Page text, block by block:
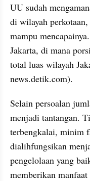
UU sudah
di wilayah
mampu
Jakarta, di mana
total luas wilayah
news.detik.com).
Selain persoalan
menjadi tantangan.
terbengkalai, minim
dialihfungsikan
pengelolaan yang
memberikan